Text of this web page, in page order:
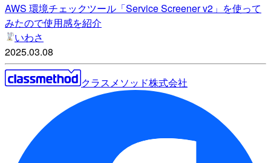
AWS 環境チェックツール「Service Screener v2」を使って
みたので使用感を紹介
いわさ
2025.03.08
クラスメソッド株式会社